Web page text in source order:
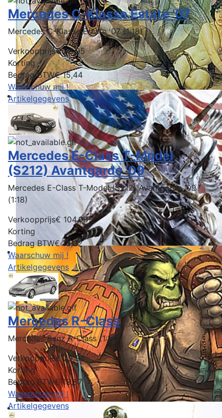
Mercedes C-Klasse Estate '07
Mercedes C-Klasse Estate '07 (1:18)
Verkoopprijs€ 88,95
Korting
Bedrag BTW€ 15,44
Waarschuw mij !
Artikelgegevens
Mercedes E-Class T-Model
(S212) Avantgarde '09
Mercedes E-Class T-Model (S212) Avantgarde '09
(1:18)
Verkoopprijs€ 104,96
Korting
Bedrag BTW€ 18,22
Waarschuw mij !
Artikelgegevens
Mercedes R-Class
Mercedes Benz R-Class (1:18)
Verkoopprijs€ 79,94
Korting
Bedrag BTW€ 13,87
Waarschuw mij !
Artikelgegevens